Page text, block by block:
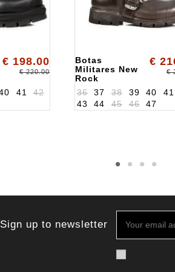
€ 198.00
€ 220.00
41 42
Botas
Militares New
Rock
ALK1473S8
€
€
36 37 38 39 40 41
43
44 45 46 47
Sign up to newsletter